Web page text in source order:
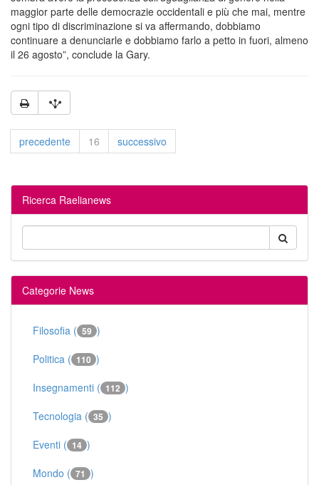
maggior par­te delle democrazie occidentali e più che mai, mentre
ogni tipo di discriminazio­ne si va affermando, dobbiamo
continuare a denunciarle e dob­biamo farlo a petto in fuori, almeno
il 26 agosto”, conclude la Gary. ​
precedente 16 successivo
Ricerca Raelianews
Categorie News
Filosofia ( 59 )
Politica ( 110 )
Insegnamenti ( 112 )
Tecnologia ( 35 )
Eventi ( 14 )
Mondo ( 71 )